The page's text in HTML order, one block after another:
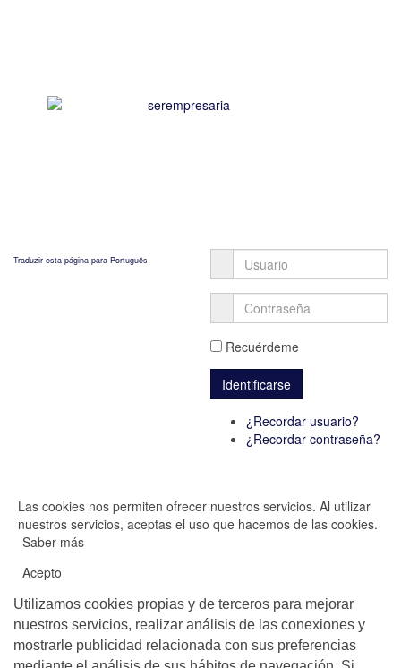
Traduzir esta página para Português
Recuérdeme
¿Recordar usuario?
¿Recordar contraseña?
Las cookies nos permiten ofrecer nuestros servicios. Al utilizar
nuestros servicios, aceptas el uso que hacemos de las cookies.
Saber más
Acepto
Utilizamos cookies propias y de terceros para mejorar
nuestros servicios, realizar análisis de las conexiones y
mostrarle publicidad relacionada con sus preferencias